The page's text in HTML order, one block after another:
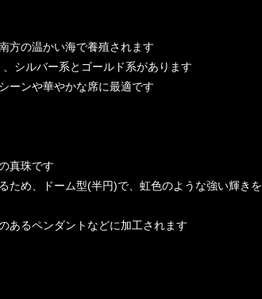
方の温かい海で養殖されます
シルバー系とゴールド系があります
ーンや華やかな席に最適です
真珠です
ため、ドーム型(半円)で、虹色のような強い輝きを
あるペンダントなどに加工されます